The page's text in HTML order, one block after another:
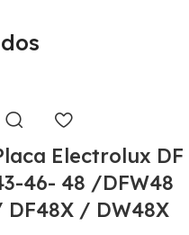
Electrolux DF
46- 48 /DFW48
DF48X / DW48X